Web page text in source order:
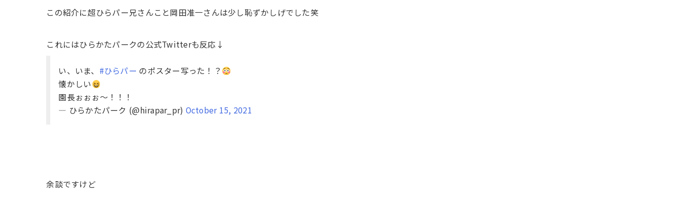
この紹介に超ひらパー兄さんこと岡田准一さんは少し恥ずかしげでした笑
これにはひらかたパークの公式Twitterも反応↓
い、いま、 #ひらパー のポスター写った！？
懐かしい
園長ぉぉぉ～！！！
— ひらかたパーク (@hirapar_pr) October 15, 2021
余談ですけど